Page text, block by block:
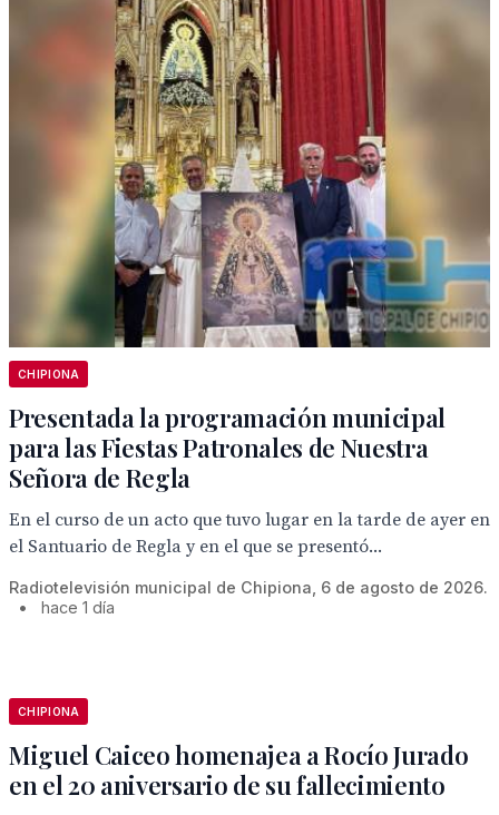
CHIPIONA
Presentada la programación municipal
para las Fiestas Patronales de Nuestra
Señora de Regla
En el curso de un acto que tuvo lugar en la tarde de ayer en
el Santuario de Regla y en el que se presentó...
Radiotelevisión municipal de Chipiona, 6 de agosto de 2026.
•
hace 1 día
CHIPIONA
Miguel Caiceo homenajea a Rocío Jurado
en el 20 aniversario de su fallecimiento